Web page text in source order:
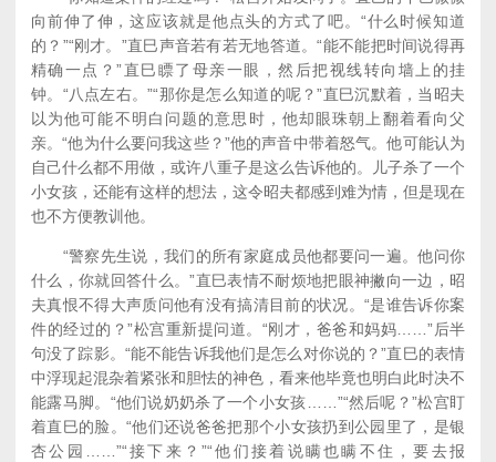
向前伸了伸，这应该就是他点头的方式了吧。“什么时候知道
的？”“刚才。”直巳声音若有若无地答道。“能不能把时间说得再
精确一点？”直巳瞟了母亲一眼，然后把视线转向墙上的挂
钟。“八点左右。”“那你是怎么知道的呢？”直巳沉默着，当昭夫
以为他可能不明白问题的意思时，他却眼珠朝上翻着看向父
亲。“他为什么要问我这些？”他的声音中带着怒气。他可能认为
自己什么都不用做，或许八重子是这么告诉他的。儿子杀了一个
小女孩，还能有这样的想法，这令昭夫都感到难为情，但是现在
也不方便教训他。
“警察先生说，我们的所有家庭成员他都要问一遍。他问你
什么，你就回答什么。”直巳表情不耐烦地把眼神撇向一边，昭
夫真恨不得大声质问他有没有搞清目前的状况。“是谁告诉你案
件的经过的？”松宫重新提问道。“刚才，爸爸和妈妈……”后半
句没了踪影。“能不能告诉我他们是怎么对你说的？”直巳的表情
中浮现起混杂着紧张和胆怯的神色，看来他毕竟也明白此时决不
能露马脚。“他们说奶奶杀了一个小女孩……”“然后呢？”松宫盯
着直巳的脸。“他们还说爸爸把那个小女孩扔到公园里了，是银
杏公园……”“接下来？”“他们接着说瞒也瞒不住，要去报